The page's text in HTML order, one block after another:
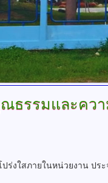
ธรรมและคว
ร่งใสภายในหน่วยงาน ปร